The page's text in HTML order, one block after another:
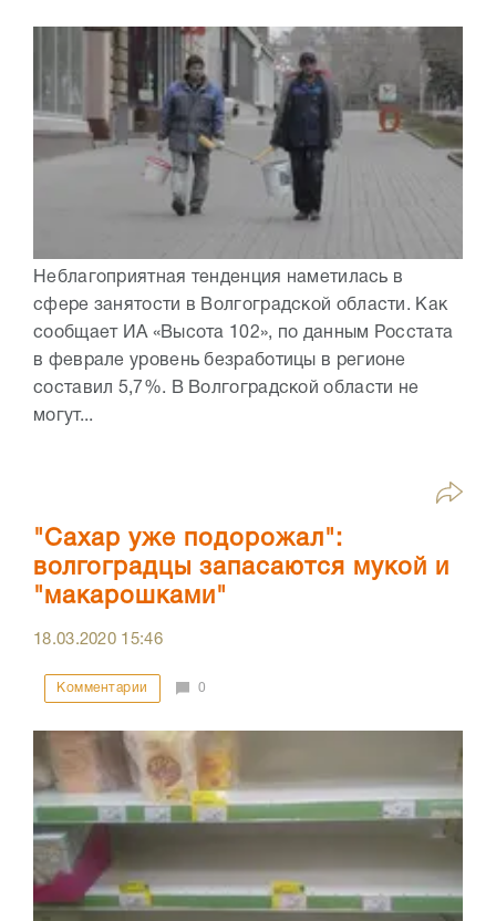
Неблагоприятная тенденция наметилась в
сфере занятости в Волгоградской области. Как
сообщает ИА «Высота 102», по данным Росстата
в феврале уровень безработицы в регионе
составил 5,7%. В Волгоградской области не
могут...
"Сахар уже подорожал":
волгоградцы запасаются мукой и
"макарошками"
18.03.2020 15:46
Комментарии 0